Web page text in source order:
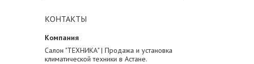
КОНТАКТЫ
Салон "ТЕХНИКА" | Продажа и установка
климатической техники в Астане.